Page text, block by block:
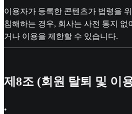
이용자가 등록한 콘텐츠가 법령을
침해하는 경우, 회사는 사전 통지 없
거나 이용을 제한할 수 있습니다.
제8조 (회원 탈퇴 및 이
•